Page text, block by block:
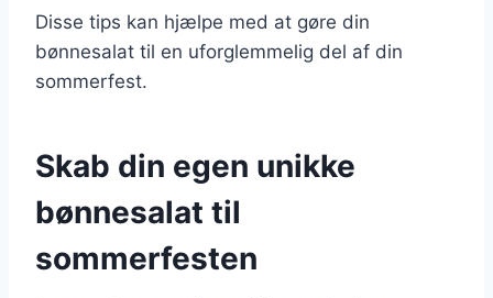
Disse tips kan hjælpe med at gøre din
bønnesalat til en uforglemmelig del af din
sommerfest.
Skab din egen unikke
bønnesalat til
sommerfesten